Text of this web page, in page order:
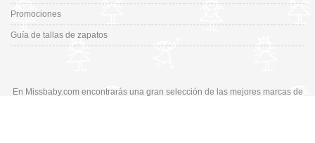
Promociones
Guía de tallas de zapatos
En Missbaby.com encontrarás una gran selección de las mejores marcas de